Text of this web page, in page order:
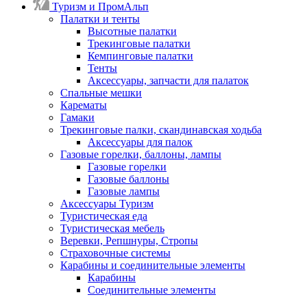
Туризм и ПромАльп
Палатки и тенты
Высотные палатки
Трекинговые палатки
Кемпинговые палатки
Тенты
Аксессуары, запчасти для палаток
Спальные мешки
Карематы
Гамаки
Трекинговые палки, скандинавская ходьба
Аксессуары для палок
Газовые горелки, баллоны, лампы
Газовые горелки
Газовые баллоны
Газовые лампы
Аксессуары Туризм
Туристическая еда
Туристическая мебель
Веревки, Репшнуры, Стропы
Страховочные системы
Карабины и соединительные элементы
Карабины
Соединительные элементы